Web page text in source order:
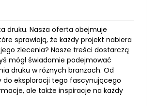
druku. Nasza oferta obejmuje
sprawiają, że każdy projekt nabiera
zlecenia? Nasze treści dostarczą
mógł świadomie podejmować
druku w różnych branżach. Od
do eksploracji tego fascynującego
ale także inspiracje na każdy